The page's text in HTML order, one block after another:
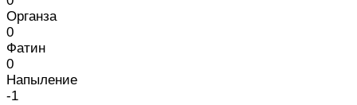
Органза
0
Фатин
0
Напыление
-1